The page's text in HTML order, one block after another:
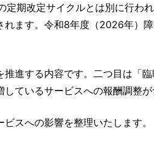
期改定サイクルとは別に行わ
ます。令和8年度（2026年）
進する内容です。二つ目は「臨
ているサービスへの報酬調整が
スへの影響を整理いたします。